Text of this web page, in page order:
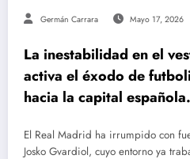
Germán Carrara Mayo 17, 2026
La inestabilidad en el
activa el éxodo de
hacia la capital española.
El Real Madrid ha irrumpido con
Josko Gvardiol, cuyo entorno ya